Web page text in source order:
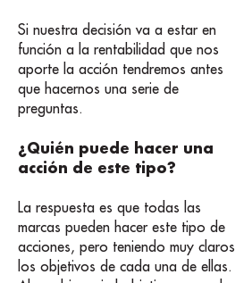
Si nuestra decisión va a estar en
función a la rentabilidad que nos
aporte la acción tendremos antes
que hacernos una serie de
preguntas.
¿Quién puede hacer una
acción de este tipo?
La respuesta es que todas las
marcas pueden hacer este tipo de
acciones, pero teniendo muy claros
los objetivos de cada una de ellas.